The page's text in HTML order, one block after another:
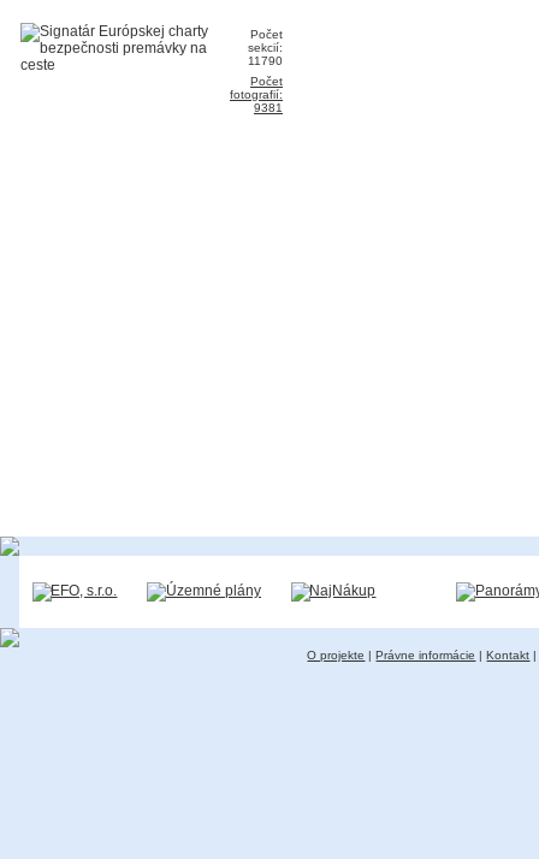
Počet
sekcií:
11790
Počet
fotografií:
9381
O projekte |Právne informácie |Kontakt